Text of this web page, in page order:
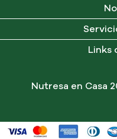
¿Qué es
Links
Autorización de
Nutresa en Casa